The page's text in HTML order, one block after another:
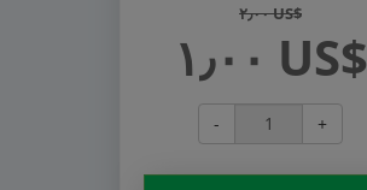
٢٫٠٠ US$
١٫٠٠ US$
- +